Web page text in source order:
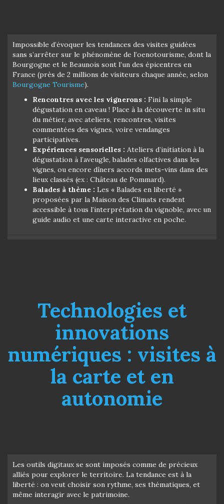
Impossible d’évoquer les tendances des visites guidées
sans s’arrêter sur le phénomène de l’oenotourisme, dont la
Bourgogne et le Beaunois sont l’un des épicentres en
France (près de 2 millions de visiteurs chaque année, selon
Bourgogne Tourisme).
Rencontres avec les vignerons : Fini la simple
dégustation en caveau ! Place à la découverte in situ
du métier, avec ateliers, rencontres, visites
commentées des vignes, voire vendanges
participatives.
Expériences sensorielles : Ateliers d’initiation à la
dégustation à l’aveugle, balades olfactives dans les
vignes, ou encore dîners accords mets-vins dans des
lieux classés (ex : Château de Pommard).
Balades à thème : Les « Balades en liberté »
proposées par la Maison des Climats rendent
accessible à tous l’interprétation du vignoble, avec un
guide audio et une carte interactive en poche.
Technologies et
innovations
numériques : visites à
la carte et en
autonomie
Les outils digitaux se sont imposés comme de précieux
alliés pour explorer le territoire. La tendance est à la
liberté : on veut choisir son rythme, ses thématiques, et
même interagir avec le patrimoine.